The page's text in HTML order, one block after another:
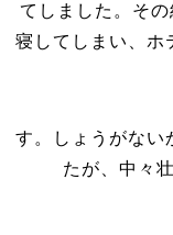
てしました。そ
寝してしまい、ホ
す。しょうがない
たが、中々